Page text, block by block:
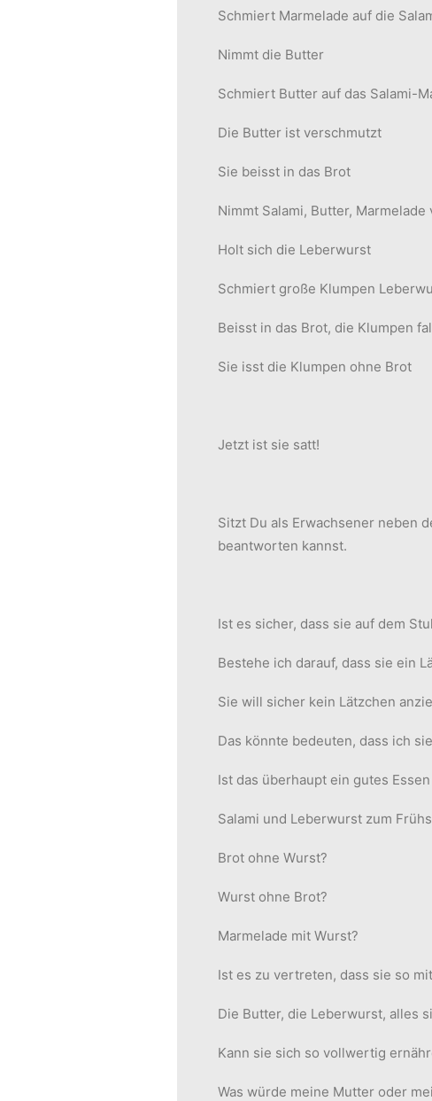
Schmiert Marmelade auf die
Nimmt die Butter
Schmiert Butter auf das Salami-
Die Butter ist verschmutzt
Sie beisst in das Brot
Nimmt Salami, Butter, Marmelade
Holt sich die Leberwurst
Schmiert große Klumpen
Beisst in das Brot, die Klumpen
Sie isst die Klumpen ohne Brot
Jetzt ist sie satt!
Sitzt Du als Erwachsener neben
beantworten kannst.
Ist es sicher, dass sie auf dem
Bestehe ich darauf, dass sie ein
Sie will sicher kein Lätzchen
Das könnte bedeuten, dass ich
Ist das überhaupt ein gutes
Salami und Leberwurst zum
Brot ohne Wurst?
Wurst ohne Brot?
Marmelade mit Wurst?
Ist es zu vertreten, dass sie so
Die Butter, die Leberwurst, alles
Kann sie sich so vollwertig
Was würde meine Mutter oder